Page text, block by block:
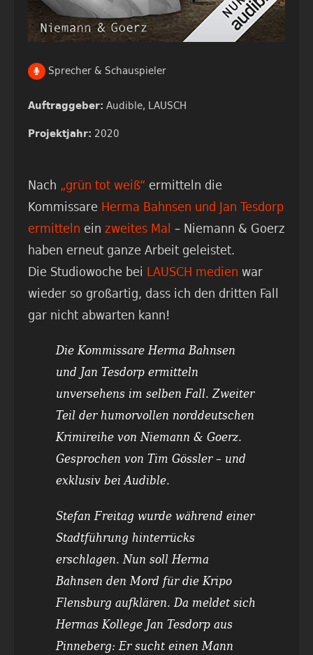
Sprecher & Schauspieler
Auftraggeber: Audible, LAUSCH
Projektjahr: 2020
Nach „grün tot weiß“ ermitteln die
Kommissare Herma Bahnsen und Jan Tesdorp
ermitteln einzweites Mal – Niemann & Goerz
haben erneut ganze Arbeit geleistet.
Die Studiowoche bei LAUSCH medienwar
wieder so großartig, dass ich den dritten Fall
gar nicht abwarten kann!
Die Kommissare Herma Bahnsen
und Jan Tesdorp ermitteln
unversehens im selben Fall. Zweiter
Teil der humorvollen norddeutschen
Krimireihe von Niemann & Goerz.
Gesprochen von Tim Gössler – und
exklusiv bei Audible.
Stefan Freitag wurde während einer
Stadtführung hinterrücks
erschlagen. Nun soll Herma
Bahnsen den Mord für die Kripo
Flensburg aufklären. Da meldet sich
Hermas Kollege Jan Tesdorp aus
Pinneberg: Er sucht einen Mann